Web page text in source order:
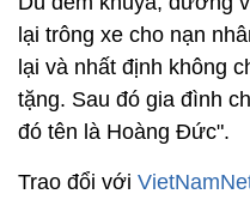
lại trông xe cho nạn
lại và nhất định không
tặng. Sau đó gia đình
đó tên là Hoàng Đức".
Trao đổi với